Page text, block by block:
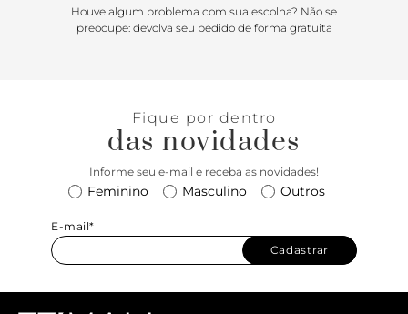
apaixonar imediatamente pelo sneaker que é cheio de
atitude e personalidade? O tênis feminino Alê é um clássico
seus pés na temporada de verão. Pronta para arrasar,
Houve algum problema com sua escolha? Não se
preocupe: devolva seu pedido de forma gratuita
Fique por dentro
das novidades
Informe seu e-mail e receba as novidades!
Feminino Masculino Outros
E-mail*
Cadastrar